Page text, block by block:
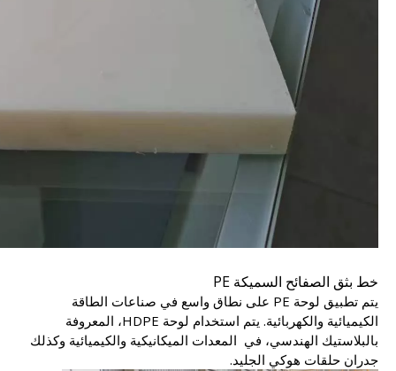
خط بثق الصفائح السميكة PE
يتم تطبيق لوحة PE على نطاق واسع في صناعات الطاقة
الكيميائية والكهربائية. يتم استخدام لوحة HDPE، المعروفة
بالبلاستيك الهندسي، في المعدات الميكانيكية والكيميائية وكذلك
جدران حلقات هوكي الجليد.